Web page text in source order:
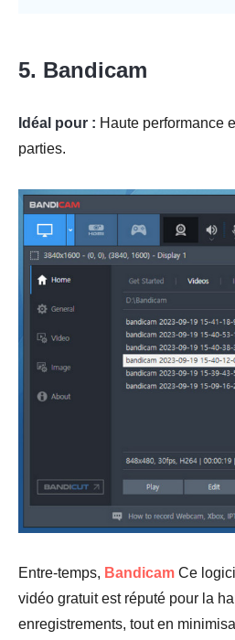
5. Bandicam
Idéal pour : Haute performance
parties.
Entre-temps, Bandicam Ce
vidéo gratuit est réputé pour la
enregistrements, tout en